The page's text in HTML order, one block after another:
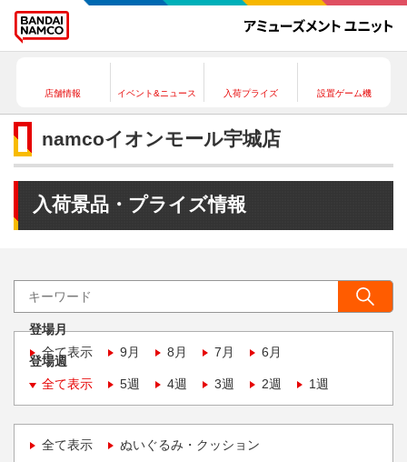
店舗情報 イベント&ニュース 入荷プライズ 設置ゲーム機
namcoイオンモール宇城店
入荷景品・プライズ情報
登場月
全て表示
9月 8月 7月 6月
登場週
全て表示
5週 4週 3週 2週 1週
全て表示 ぬいぐるみ・クッション